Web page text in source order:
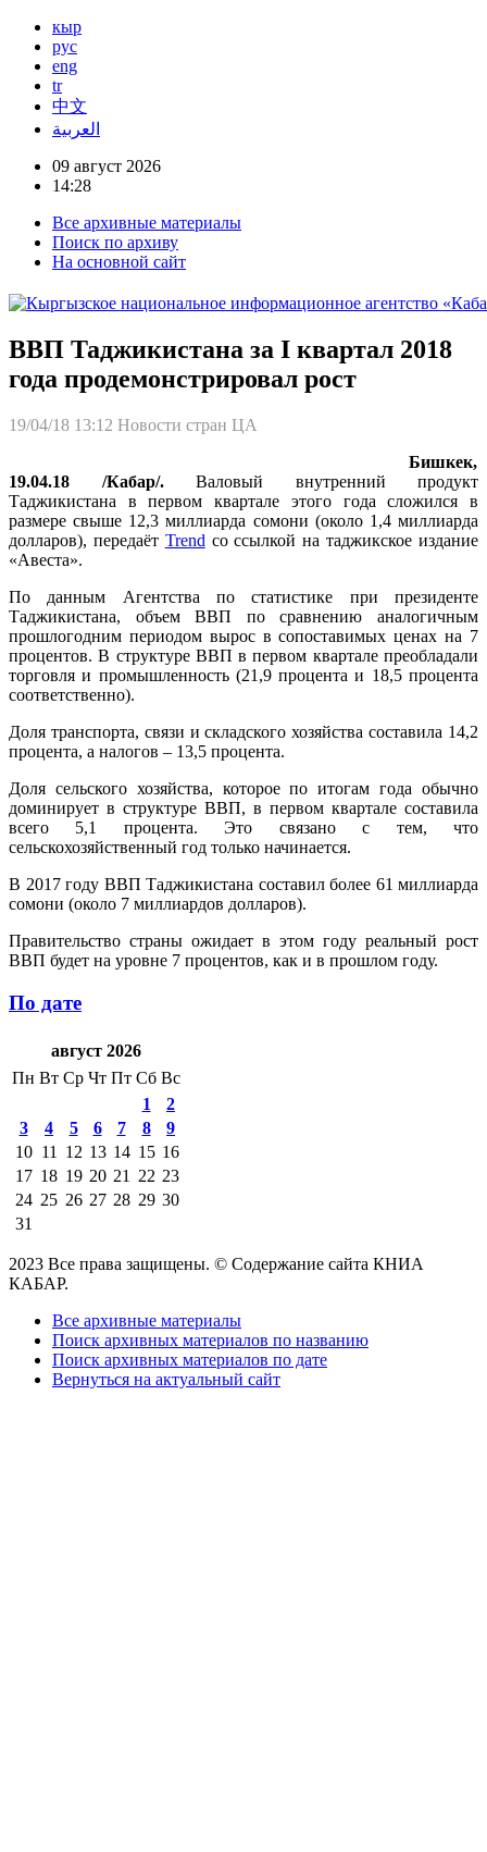
кыр
рус
eng
tr
中文
العربية
09 август 2026
14:28
Все архивные материалы
Поиск по архиву
На основной сайт
ВВП Таджикистана за I квартал 2018
года продемонстрировал рост
19/04/18 13:12 Новости стран ЦА
Бишкек,
19.04.18 /Кабар/. Валовый внутренний продукт
Таджикистана в первом квартале этого года сложился в
размере свыше 12,3 миллиарда сомони (около 1,4 миллиарда
долларов), передаёт Trend со ссылкой на таджикское издание
«Авеста».
По данным Агентства по статистике при президенте
Таджикистана, объем ВВП по сравнению аналогичным
прошлогодним периодом вырос в сопоставимых ценах на 7
процентов. В структуре ВВП в первом квартале преобладали
торговля и промышленность (21,9 процента и 18,5 процента
соответственно).
Доля транспорта, связи и складского хозяйства составила 14,2
процента, а налогов – 13,5 процента.
Доля сельского хозяйства, которое по итогам года обычно
доминирует в структуре ВВП, в первом квартале составила
всего 5,1 процента. Это связано с тем, что
сельскохозяйственный год только начинается.
В 2017 году ВВП Таджикистана составил более 61 миллиарда
сомони (около 7 миллиардов долларов).
Правительство страны ожидает в этом году реальный рост
ВВП будет на уровне 7 процентов, как и в прошлом году.
По дате
август 2026
Пн Вт Ср Чт Пт Сб Вс
1
2
3
4 5 6 7 8
9
10 11 12 13 14 15 16
17 18 19 20 21 22 23
24 25 26 27 28 29 30
31
2023 Все права защищены. © Содержание сайта КНИА
КАБАР.
Все архивные материалы
Поиск архивных материалов по названию
Поиск архивных материалов по дате
Вернуться на актуальный сайт